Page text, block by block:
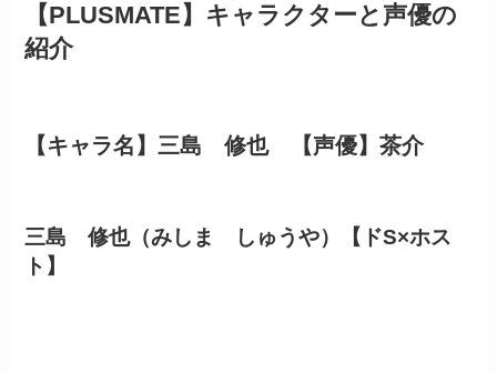
【PLUSMATE】キャラクターと声優の
紹介
【キャラ名】三島 修也 【声優】茶介
三島 修也（みしま しゅうや）【ドS×ホス
ト】